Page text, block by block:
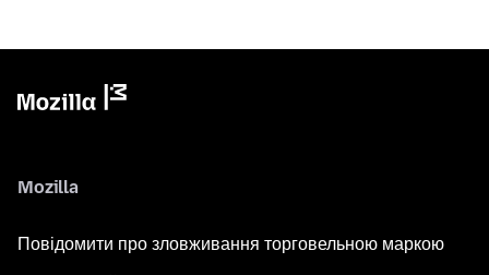
Mozilla
Повідомити про зловживання торговельною маркою